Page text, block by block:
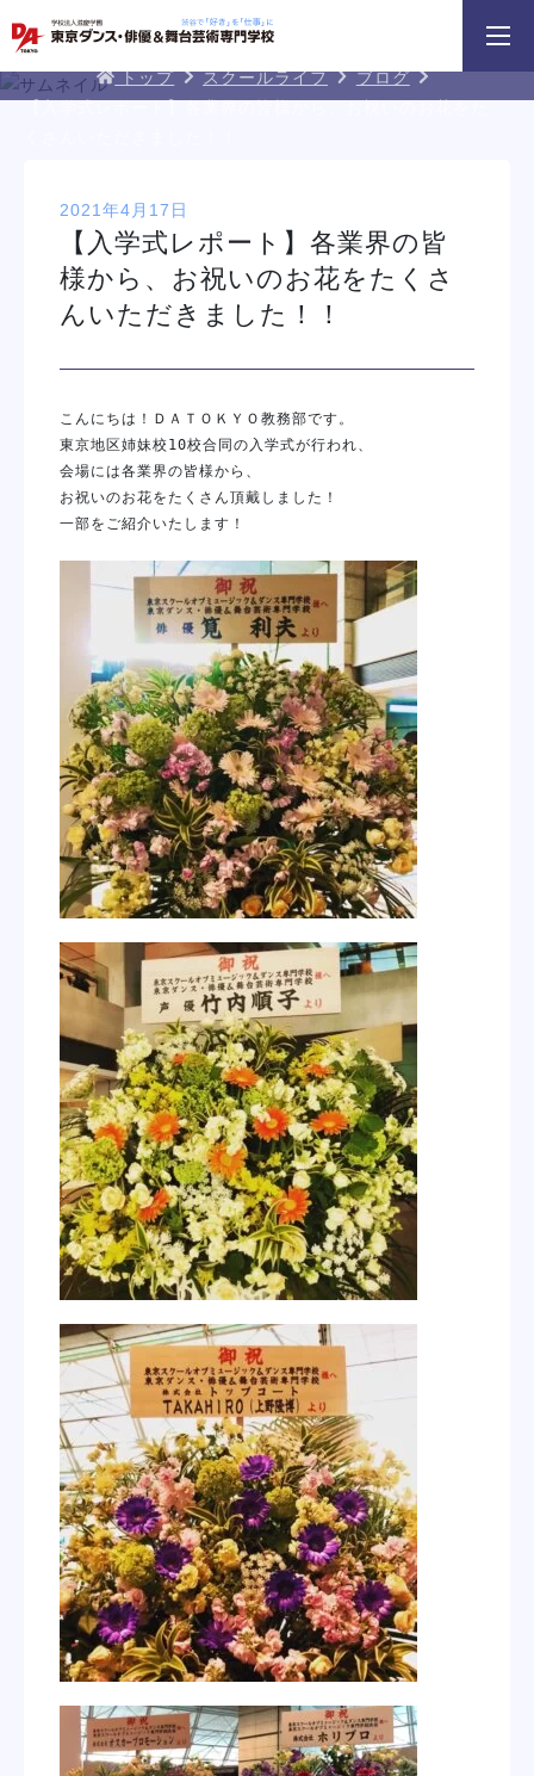
学科・専攻 資料請求 オープンキャンパス
DA TOKYOブログ
トップ スクールライフ
ブログ
【入学式レポート】各業界の皆様から、お祝いのお花をた
2021年4月17日
【入学式レポート】各業界の皆
様から、お祝いのお花をたくさ
んいただきました！！
こんにちは！ＤＡＴＯＫＹＯ教務部です。
東京地区姉妹校10校合同の入学式が行われ、
会場には各業界の皆様から、
お祝いのお花をたくさん頂戴しました！
HIPHOPダンスリレー
鹿島 良太氏によるミュージカル俳優
イベント一覧を見る
学校紹介
教育システム
就職・デビュー
入学案内
スクールライフ
訪問者別